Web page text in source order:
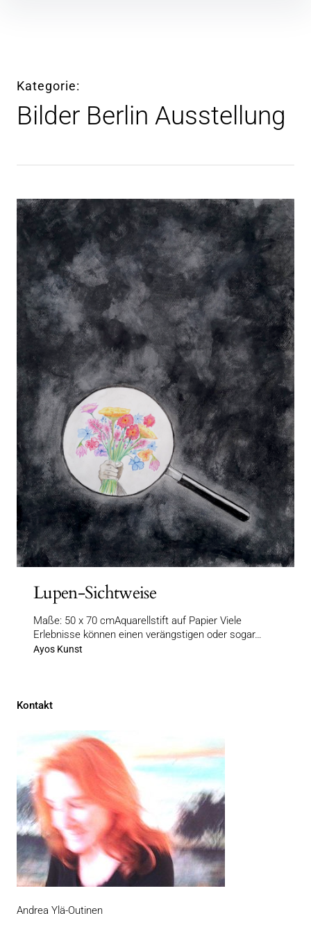
Kategorie
Bilder Berlin Ausstellung
Lupen-Sichtweise
Maße: 50 x 70 cmAquarellstift auf Papier Viele
Erlebnisse können einen verängstigen oder sogar…
Ayos Kunst
Kontakt
Andrea Ylä-Outinen